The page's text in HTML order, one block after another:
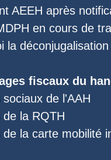
AEEH après
en cours de
la déconjugalisation
fiscaux du
de l'AAH
la RQTH
la carte mobilité